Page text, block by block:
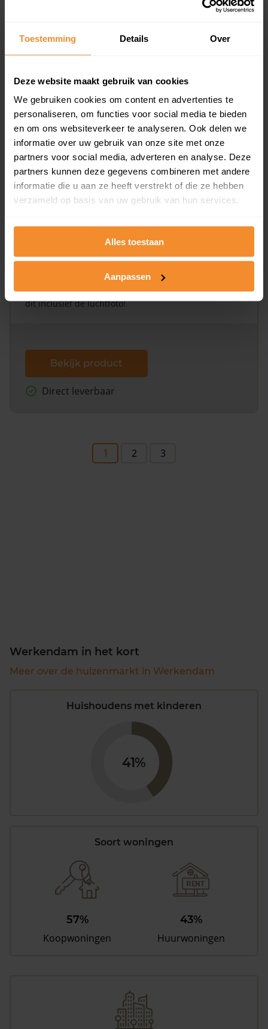
Toestemming Details Over
Deze website maakt gebruik van cookies
We gebruiken cookies om content en advertenties te
personaliseren, om functies voor social media te bieden
en om ons websiteverkeer te analyseren. Ook delen we
informatie over uw gebruik van onze site met onze
partners voor social media, adverteren en analyse. Deze
partners kunnen deze gegevens combineren met andere
informatie die u aan ze heeft verstrekt of die ze hebben
verzameld op basis van uw gebruik van hun services.
Alles toestaan
Aanpassen
Koopsommenoverzicht (1 jaar gratis
Inclusief 1 jaar gratis updates
inclusief een jaar lang gratis updates van nieuwe
koopsommen.
Bekijk product
Direct leverbaar
Kadastrale kaart pakket
Alleen globale ligging perceel
Een uitgebreid overzicht van het perceel en
omliggende percelen met de kadastrale erfgrenzen,
dit inclusief de luchtfoto!
Bekijk product
Direct leverbaar
1 2 3
Werkendam in het kort
Meer over de huizenmarkt in Werkendam
Huishoudens met kinderen
41%
Soort woningen
57%
Koopwoningen
43%
Huurwoningen